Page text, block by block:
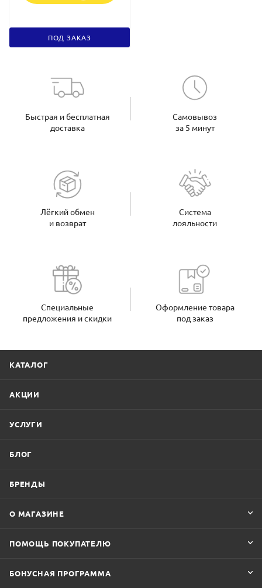
ПОД ЗАКАЗ
Быстрая и бесплатная
доставка
Самовывоз
за 5 минут
Лёгкий обмен
и возврат
Система
лояльности
Специальные
предложения и скидки
Оформление товара
под заказ
КАТАЛОГ
АКЦИИ
УСЛУГИ
БЛОГ
БРЕНДЫ
О МАГАЗИНЕ
ПОМОЩЬ ПОКУПАТЕЛЮ
БОНУСНАЯ ПРОГРАММА